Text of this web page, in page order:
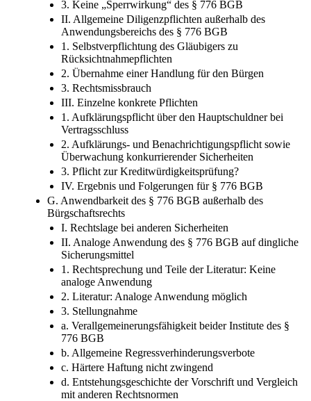
3. Keine „Sperrwirkung“ des § 776 BGB
II. Allgemeine Diligenzpflichten außerhalb des
Anwendungsbereichs des § 776 BGB
1. Selbstverpflichtung des Gläubigers zu
Rücksichtnahmepflichten
2. Übernahme einer Handlung für den Bürgen
3. Rechtsmissbrauch
III. Einzelne konkrete Pflichten
1. Aufklärungspflicht über den Hauptschuldner bei
Vertragsschluss
2. Aufklärungs-​ und Benachrichtigungspflicht sowie
Überwachung konkurrierender Sicherheiten
3. Pflicht zur Kreditwürdigkeitsprüfung?
IV. Ergebnis und Folgerungen für § 776 BGB
G. Anwendbarkeit des § 776 BGB außerhalb des
Bürgschaftsrechts
I. Rechtslage bei anderen Sicherheiten
II. Analoge Anwendung des § 776 BGB auf dingliche
Sicherungsmittel
1. Rechtsprechung und Teile der Literatur: Keine
analoge Anwendung
2. Literatur: Analoge Anwendung möglich
3. Stellungnahme
a. Verallgemeinerungsfähigkeit beider Institute des §
776 BGB
b. Allgemeine Regressverhinderungsverbote
c. Härtere Haftung nicht zwingend
d. Entstehungsgeschichte der Vorschrift und Vergleich
mit anderen Rechtsnormen